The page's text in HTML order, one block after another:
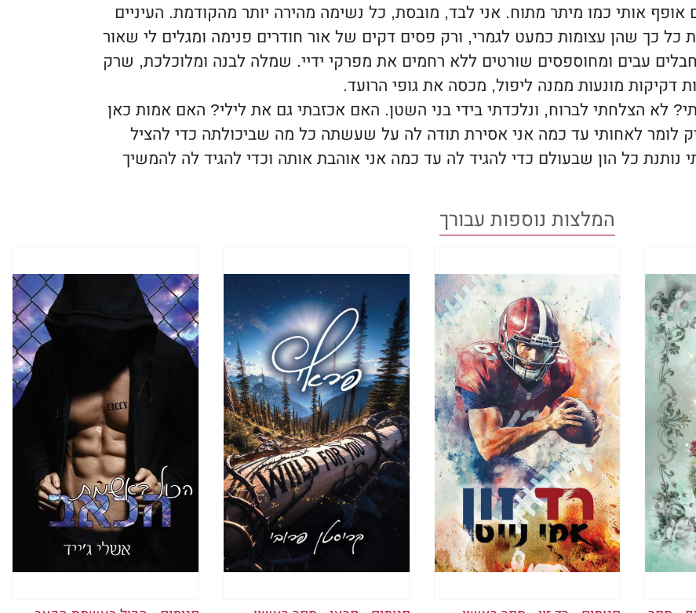
אופף אותי כמו מיתר מתוח. אני לבד, מובסת, כל נשימה מהירה יותר מהקודמת. העיניים
כל כך שהן עצומות כמעט לגמרי, ורק פסים דקים של אור חודרים פנימה ומגלים לי שאור
עבים ומחוספסים שורטים ללא רחמים את מפרקי ידיי. שמלה לבנה ומלוכלכת, שרק
דקיקות מונעות ממנה ליפול, מכסה את גופי הרועד.
לא הצלחתי לברוח, ונלכדתי בידי בני השטן. האם אכזבתי גם את לילי? האם אמות כאן
לומר לאחותי עד כמה אני אסירת תודה לה על שעשתה כל מה שביכולתה כדי להציל
נותנת כל הון שבעולם כדי להגיד לה עד כמה אני אוהבת אותה וכדי להגיד לה להמשיך
מהלומות בראשי גורמות לו לכאוב כפי שלא כאב בעבר. הקאתי כבר פעמיים. אני חוששת
השפה שלי רוטטת והחזה שלי מתרחב בכבדות. דמעות נלחצות דרך עיניי הנפוחות
דלת נפתחת ומרגישה תנועה ליד הגוף שלי. נשימה חמה מלהיטה את הלחי שלי ומבהירה
״סאשה, את חייבת לגלות לנו מי עזר לך, אחרת המצב שלך רק ילך ויחמיר.״ קול
מכירה היטב גורם למיצי מרה לעלות ולאיים בהקאה נוספת.
הראש ממנו ואומרת, ״לעולם לא אסגיר את מי שעזר לי.״ אלא שהמילים יוצאות
ברורות. מה קורה ליכולת הדיבור שלי?
״טוב. אז נעשה את זה בדרך הקשה.״
ביני לביני. בהתחשב במה שעברתי עד עכשיו, חשבתי שכבר היינו בדרך הקשה.
החבלים הכרוכים סביב שורשי כפות ידיי והוא מתחיל לצעוד. אני נופלת על
שאני מנסה לעשות צעד אחד.
נוהם.
נמשכות כלפי מעלה והכתפיים שלי זועקות מכאב. אנקה מנסה להימלט מגרוני אבל לא
על פני הגוש שנמצא שם. הוא לופת את המרפק שלי וגורר אותי אחריו.
בין החרכים הזעירים בעיניי הנפוחות ולהט השמש מכה בעורי. אני מבינה שאני בחוץ. אני
המלצות נוספות עבורך